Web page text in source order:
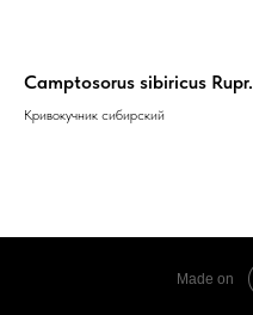
Camptosorus sibiricus Rupr.
Кривокучник сибирский
Made on